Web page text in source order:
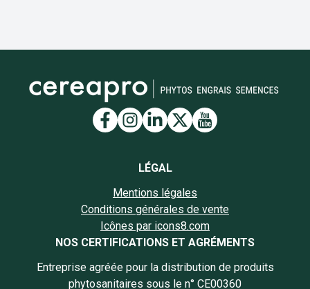
Lien vers la page
Lien vers la page
Lien vers la page
Lien vers la
Lien vers la
LÉGAL
Mentions légales
Conditions générales de vente
Icônes par icons8.com
NOS CERTIFICATIONS ET AGRÉMENTS
Entreprise agréée pour la distribution de produits
phytosanitaires sous le n° CE00360